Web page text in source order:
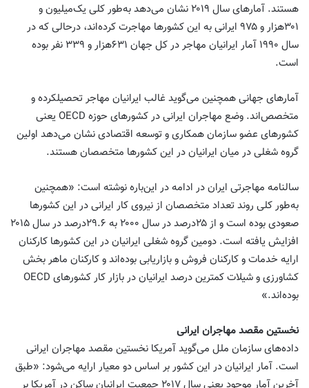
هستند. آمارهای ‌سال ۲۰۱۹ نشان می‌دهد به‌طور کلی یک‌میلیون و
۳۰۱‌هزار و ۹۷۵ ایرانی به این کشورها مهاجرت کرده‌اند، درحالی ‌که در
‌سال ۱۹۹۰ آمار ایرانیان مهاجر در کل جهان ۶۳۱‌هزار و ۳۳۹ نفر بوده
است.
آمارهای جهانی همچنین می‌گوید غالب ایرانیان مهاجر تحصیلکرده و
متخصص‌اند. وضع مهاجران ایرانی در کشورهای حوزه OECD یعنی
کشورهای عضو سازمان همکاری و توسعه اقتصادی نشان می‌دهد اولین
گروه شغلی در میان ایرانیان در این کشورها متخصصان هستند.
سالنامه مهاجرتی ایران در ادامه در این‌باره نوشته است: «همچنین
به‌طور کلی روند تعداد متخصصان از نیروی کار ایرانی در این کشورها
صعودی بوده است و از ۲۵‌درصد در‌ سال ۲۰۰۰ به ۲۹.۶‌درصد در ‌سال ۲۰۱۵
افزایش یافته است. دومین گروه شغلی ایرانیان در این کشورها کارکنان
ارایه خدمات و کارکنان فروش و بازاریابی بوده‌اند و کارکنان ماهر بخش
کشاورزی و شیلات کمترین‌ درصد ایرانیان در بازار کار کشورهای OECD
بوده‌اند.»
نخستین مقصد مهاجران ایرانی
داده‌های سازمان ملل می‌گوید آمریکا نخستین مقصد مهاجران ایرانی
است. آمار ایرانیان در این کشور بر اساس دو معیار ارایه می‌شود: «طبق
آخرین آمار موجود یعنی‌ سال ۲۰۱۷ جمعیت ایرانیان ساکن در آمریکا بر